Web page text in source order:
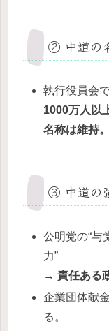
② 中道の
執行役員会
1000万人以
名称は維持。
③ 中道の
公明党の“与
力”
→責任ある
企業団体献
る。